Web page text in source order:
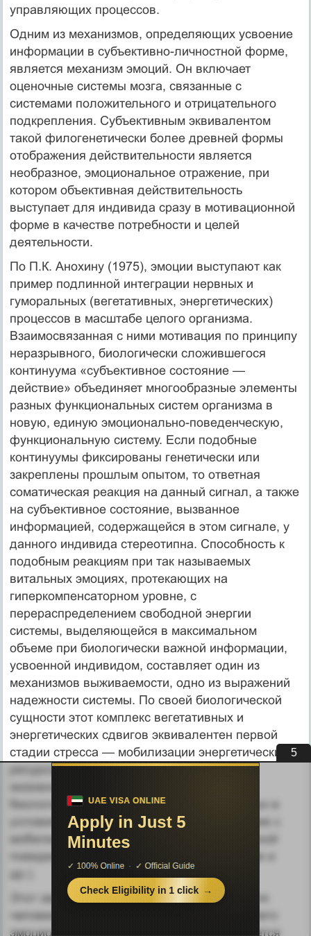
управляющих процессов.
Одним из механизмов, определяющих усвоение
информации в субъективно-личностной форме,
является механизм эмоций. Он включает
оценочные системы мозга, связанные с
системами положительного и отрицательного
подкрепления. Субъективным эквивалентом
такой филогенетически более древней формы
отображения действительности является
необразное, эмоциональное отражение, при
котором объективная действительность
выступает для индивида сразу в мотивационной
форме в качестве потребности и целей
деятельности.
По П.К. Анохину (1975), эмоции выступают как
пример подлинной интеграции нервных и
гуморальных (вегетативных, энергетических)
процессов в масштабе целого организма.
Взаимосвязанная с ними мотивация по принципу
неразрывного, биологически сложившегося
континуума «субъективное состояние —
действие» объединяет многообразные элементы
разных функциональных систем организма в
новую, единую эмоционально-поведенческую,
функциональную систему. Если подобные
континуумы фиксированы генетически или
закреплены прошлым опытом, то ответная
соматическая реакция на данный сигнал, а также
на субъективное состояние, вызванное
информацией, содержащейся в этом сигнале, у
данного индивида стереотипна. Способность к
подобным реакциям при так называемых
витальных эмоциях, протекающих на
гиперкомпенсаторном уровне, с
перераспределением свободной энергии
системы, выделяющейся в максимальном
объеме при биологически важной информации,
усвоенной индивидом, составляет один из
механизмов выживаемости, одно из выражений
надежности системы. По своей биологической
сущности этот комплекс вегетативных и
энергетических сдвигов эквивалентен первой
стадии стресса — мобилизации энергетических
ресурсов для решения срочно возникшей
жизненно важной задачи. Такие реакции
биологически целесообразны для животных в
условиях, когда эмоциональное напряжение с
мобилизацией энергии разрешается активной
поведенческой реакцией (побег, нападение и
др.).
Этот закрепленный эволюцией процесс для
человека, сдерживающего выражения своего
эмоционального переживания, оборачивается
4